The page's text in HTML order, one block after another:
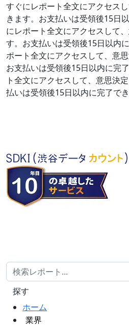
すぐにレポート全文にアクセス
きます。お支払いは受領後15日
にレポート全文にアクセスして
す。お支払いは受領後15日以内に
ポート全文にアクセスして、意
お支払いは受領後15日以内に完了
ト全文にアクセスして、意思決
払いは受領後15日以内に完了でき
ホーム
業界
探す